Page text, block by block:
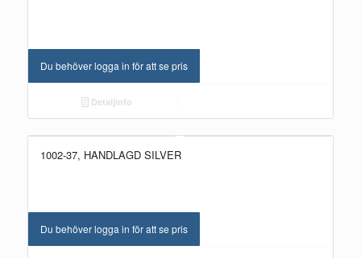
Du behöver logga in för att se pris
Detaljinfo
1002-37, HANDLAGD SILVER
Du behöver logga in för att se pris